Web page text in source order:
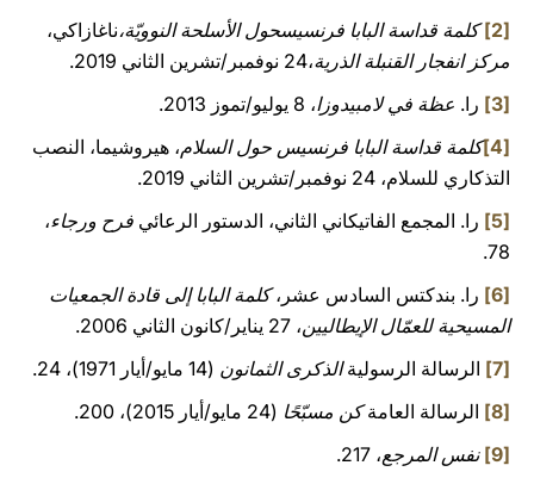
[2]
كلمة قداسة البابا فرنسيسحول الأسلحة النوويّة،ناغازاكي،
مركز انفجار القنبلة الذرية،24 نوفمبر/تشرين الثاني 2019.
[3]
را. عظة في لامبيدوزا، 8 يوليو/تموز 2013.
[4]
كلمة قداسة البابا فرنسيس حول السلام، هيروشيما، النصب
التذكاري للسلام، 24 نوفمبر/تشرين الثاني 2019.
[5]
را. المجمع الفاتيكاني الثاني، الدستور الرعائي فرح ورجاء،
78.
[6]
را. بندكتس السادس عشر،كلمة البابا إلى قادة الجمعيات
المسيحية للعمّال الإيطاليين، 27 يناير/كانون الثاني 2006.
[7]
الرسالة الرسوليةالذكرى الثمانون (14 مايو/أيار 1971)، 24.
[8]
الرسالة العامةكن مسبّحًا (24 مايو/أيار 2015)، 200.
[9]
نفس المرجع، 217.